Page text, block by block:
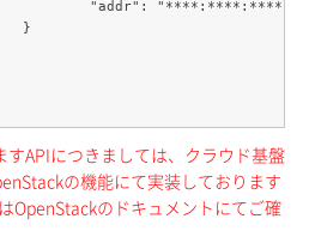
APIにつきましては、クラウド基盤
の機能にて実装しております
OpenStackのドキュメントにてご確